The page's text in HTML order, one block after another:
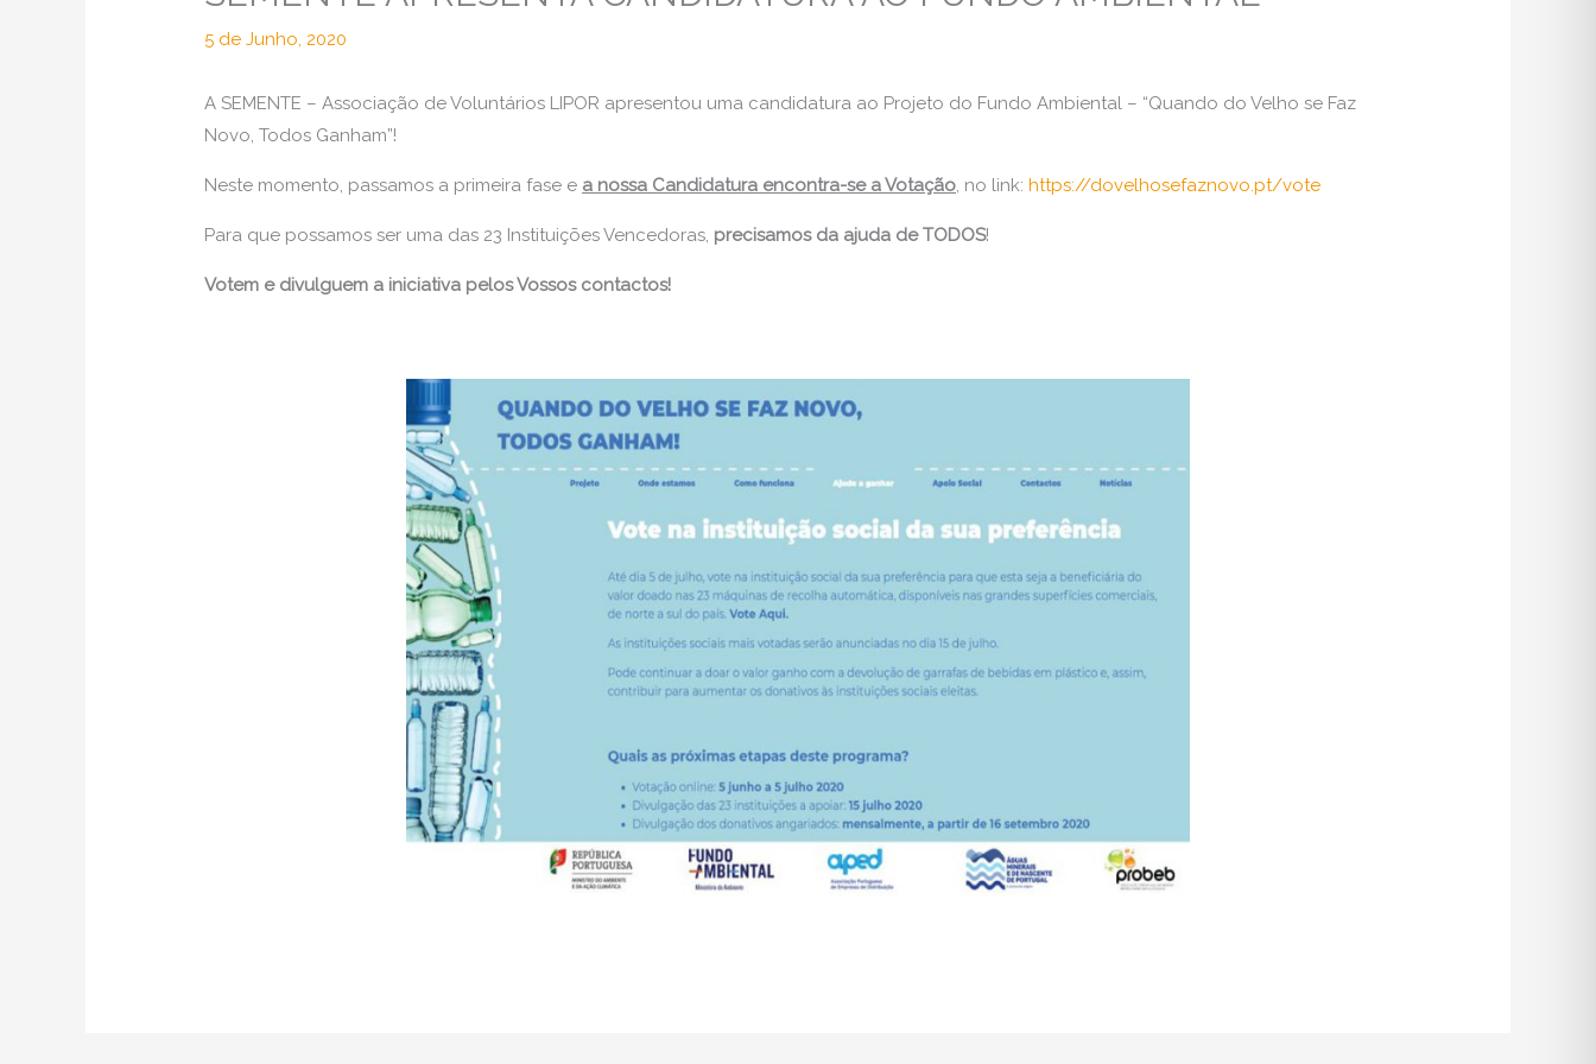
5 de Junho, 2020
A SEMENTE – Associação de Voluntários LIPOR apresentou uma candidatura ao Projeto do Fundo Ambiental – “Quando do Velho se Faz
Novo, Todos Ganham”!
Neste momento, passamos a primeira fase e a nossa Candidatura encontra-se a Votação, no link:https://dovelhosefaznovo.pt/vote
Para que possamos ser uma das 23 Instituições Vencedoras, precisamos da ajuda de TODOS!
Votem e divulguem a iniciativa pelos Vossos contactos!